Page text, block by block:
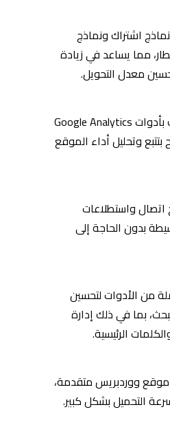
اشتراك ونماذج
مما يساعد في زيادة
معدل التحويل.
يتيح لك ربط موقعك بأدوات Google Analytics
وتحليل أداء الموقع
واستطلاعات
بدون الحاجة إلى
من الأدوات لتحسين
بما في ذلك إدارة
الرئيسية.
موقع ووردبريس متقدمة،
التحميل بشكل كبير.